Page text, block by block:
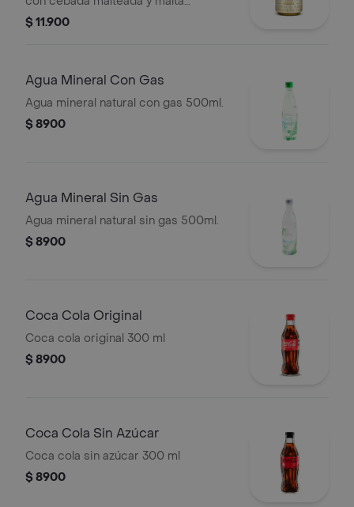
caramelo, en presentación de lata por
$ 11.900
Agua Mineral Con Gas
Agua mineral natural con gas 500ml.
$ 8900
Agua Mineral Sin Gas
Agua mineral natural sin gas 500ml.
$ 8900
Coca Cola Original
Coca cola original 300 ml
$ 8900
Coca Cola Sin Azúcar
Coca cola sin azúcar 300 ml
$ 8900